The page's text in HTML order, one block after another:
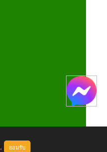
. ยอมรับ